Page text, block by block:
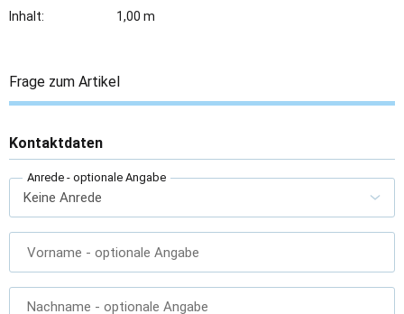
Inhalt:
1,00 m
Frage zum Artikel
Kontaktdaten
Anrede - optionale Angabe
Vorname - optionale Angabe
Nachname - optionale Angabe